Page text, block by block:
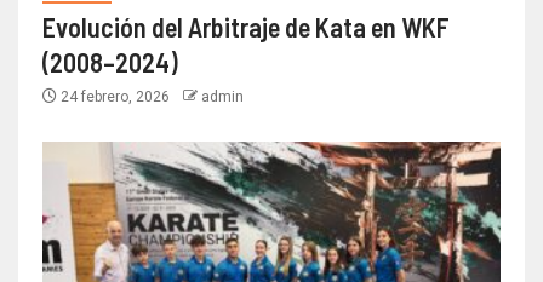
Evolución del Arbitraje de Kata en WKF
(2008–2024)
24 febrero, 2026 admin